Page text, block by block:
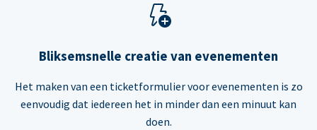
Bliksemsnelle creatie van evenementen
Het maken van een ticketformulier voor evenementen is zo
eenvoudig dat iedereen het in minder dan een minuut kan
doen.